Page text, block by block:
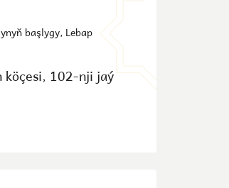
başlygy, Lebap
köçesi, 102-nji jaý